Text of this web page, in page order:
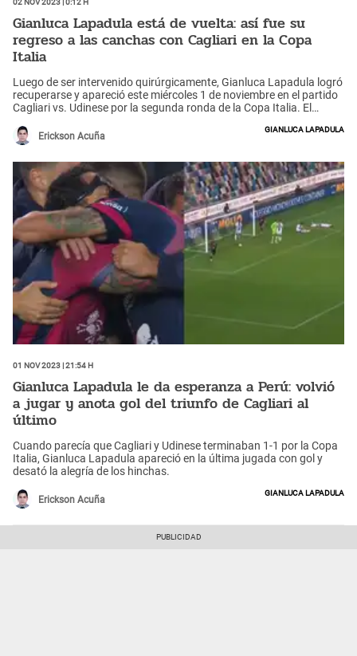
Gianluca Lapadula está de vuelta: así fue su
regreso a las canchas con Cagliari en la Copa
Italia
Luego de ser intervenido quirúrgicamente, Gianluca Lapadula logró
recuperarse y apareció este miércoles 1 de noviembre en el partido
Cagliari vs. Udinese por la segunda ronda de la Copa Italia. El
su equipo sobre el minuto final.
Erickson Acuña
Gianluca Lapadula
01 Nov 2023 | 21:54 h
Gianluca Lapadula le da esperanza a Perú: volvió
a jugar y anota gol del triunfo de Cagliari al
último
Cuando parecía que Cagliari y Udinese terminaban 1-1 por la Copa
Italia, Gianluca Lapadula apareció en la última jugada con gol y
desató la alegría de los hinchas.
Erickson Acuña
Gianluca Lapadula